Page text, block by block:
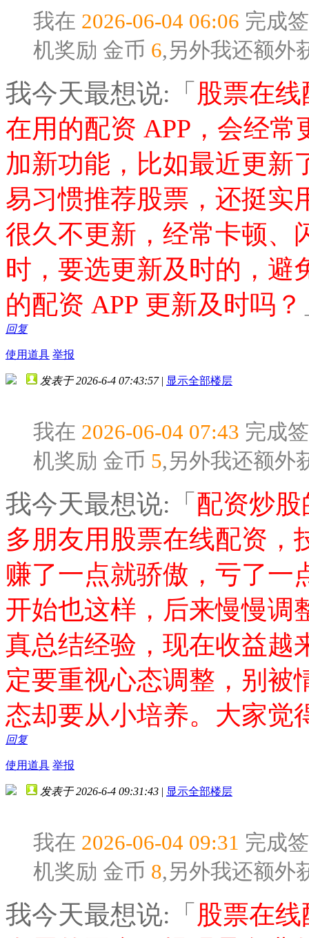
我在 2026-06-04 06:06 完成
机奖励 金币 6,另外我还额外
我今天最想说:「 股票在
在用的配资 APP，会经
加新功能，比如最近更新
易习惯推荐股票，还挺实
很久不更新，经常卡顿、
时，要选更新及时的，避
的配资 APP 更新及时吗？
回复
使用道具 举报
发表于 2026-6-4 07:43:57 | 显示全部楼层
我在 2026-06-04 07:43 完成
机奖励 金币 5,另外我还额外
我今天最想说:「 配资炒
多朋友用股票在线配资，
赚了一点就骄傲，亏了一
开始也这样，后来慢慢调
真总结经验，现在收益越
定要重视心态调整，别被
态却要从小培养。大家觉
回复
使用道具 举报
发表于 2026-6-4 09:31:43 | 显示全部楼层
我在 2026-06-04 09:31 完成
机奖励 金币 8,另外我还额外
我今天最想说:「 股票在